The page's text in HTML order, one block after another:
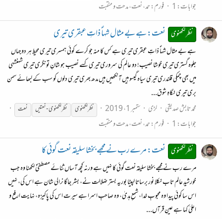
جوابات: 1 فورم:حمد، نعت، مدحت و منقبت
نظر لکھنوی نعت: ہے بے مثال شہاؐ ذاتِ عبقری تیری
ہے بے مثال شہاؐ ذاتِ عبقری تیری ہے کس کا منہ جو کرے کوئی ہمسری تیری محیطِ ہر دوجہاں
جلوہ گستری تیری خوشا نصیب! دو عالم کی سروری تیری کسے نصیب ہو شانِ تونگری تیری شہنشہی
میں بھی چمکی قلندری تیری سیاہ گیسو ہیں آنکھیں ہیں مدھ بھری تیری دلوں کو سب کے لبھائے سمن
بری تیری نگاہِ شوق...
محمد تابش صدیقی
لڑی ستمبر 1، 2019 نظرلکھنوی نظرلکھنوی- نعتیں نعت
جوابات: 1 فورم:حمد، نعت، مدحت و منقبت
نظر لکھنوی نعت: مرے رب نے مجھے بخشا سلیقہ نعت گوئی کا
مرے رب نے مجھے بخشا سلیقہ نعت گوئی کا نہیں ہے ورنہ کچھ آساں ثنائے مصطفیٰؐ لکھنا وہ جب
خورشیدِ عالم تاب نکلا نور برساتا لپیٹا بوریہ بستر ضلالت نے، بشر جاگا نرالی شان ہے اس کی، نہیں
اس سا کوئی پیدا وہ محبوبِ خدا، شمعِ ہدیٰ، وہ صاحبِ اسرا ہے سیرت اس کی پاکیزہ، نہایت ارفع و
اعلیٰ کہا ہے عینِ قرآں...